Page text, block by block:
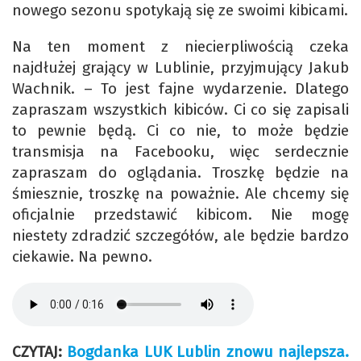
nowego sezonu spotykają się ze swoimi kibicami.
Na ten moment z niecierpliwością czeka
najdłużej grający w Lublinie, przyjmujący Jakub
Wachnik. – To jest fajne wydarzenie. Dlatego
zapraszam wszystkich kibiców. Ci co się zapisali
to pewnie będą. Ci co nie, to może będzie
transmisja na Facebooku, więc serdecznie
zapraszam do oglądania. Troszkę będzie na
śmiesznie, troszkę na poważnie. Ale chcemy się
oficjalnie przedstawić kibicom. Nie mogę
niestety zdradzić szczegółów, ale będzie bardzo
ciekawie. Na pewno.
CZYTAJ: Bogdanka LUK Lublin znowu najlepsza.